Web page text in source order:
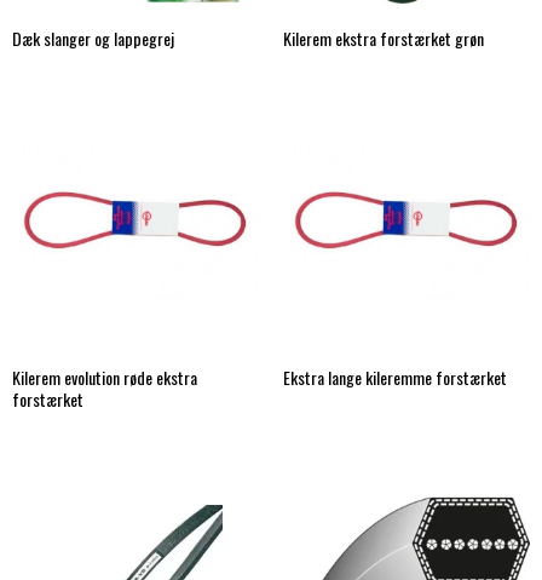
Dæk slanger og lappegrej Kilerem ekstra forstærket grøn
Kilerem evolution røde ekstra
forstærket
Ekstra lange kileremme forstærket